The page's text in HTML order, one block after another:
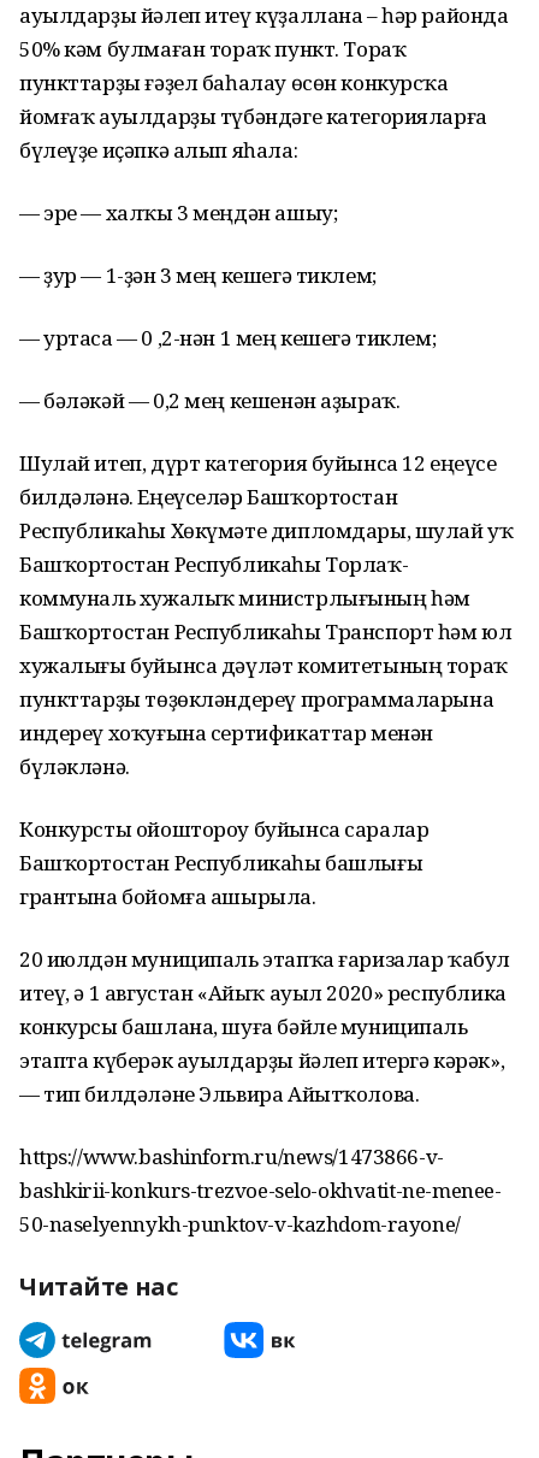
ауылдарҙы йәлеп итеү күҙаллана – һәр районда
50% кәм булмаған тораҡ пункт. Тораҡ
пункттарҙы ғәҙел баһалау өсөн конкурсҡа
йомғаҡ ауылдарҙы түбәндәге категорияларға
бүлеүҙе иҫәпкә алып яһала:
— эре — халҡы 3 меңдән ашыу;
— ҙур — 1-ҙән 3 мең кешегә тиклем;
— уртаса — 0 ,2-нән 1 мең кешегә тиклем;
— бәләкәй — 0,2 мең кешенән аҙыраҡ.
Шулай итеп, дүрт категория буйынса 12 еңеүсе
билдәләнә. Еңеүселәр Башҡортостан
Республикаһы Хөкүмәте дипломдары, шулай уҡ
Башҡортостан Республикаһы Торлаҡ-
коммуналь хужалыҡ министрлығының һәм
Башҡортостан Республикаһы Транспорт һәм юл
хужалығы буйынса дәүләт комитетының тораҡ
пункттарҙы төҙөкләндереү программаларына
индереү хоҡуғына сертификаттар менән
бүләкләнә.
Конкурсты ойоштороу буйынса саралар
Башҡортостан Республикаһы башлығы
грантына бойомға ашырыла.
20 июлдән муниципаль этапҡа ғаризалар ҡабул
итеү, ә 1 августан «Айыҡ ауыл 2020» республика
конкурсы башлана, шуға бәйле муниципаль
этапта күберәк ауылдарҙы йәлеп итергә кәрәк»,
— тип билдәләне Эльвира Айытҡолова.
https://www.bashinform.ru/news/1473866-v-
bashkirii-konkurs-trezvoe-selo-okhvatit-ne-menee-
50-naselyennykh-punktov-v-kazhdom-rayone/
Читайте нас